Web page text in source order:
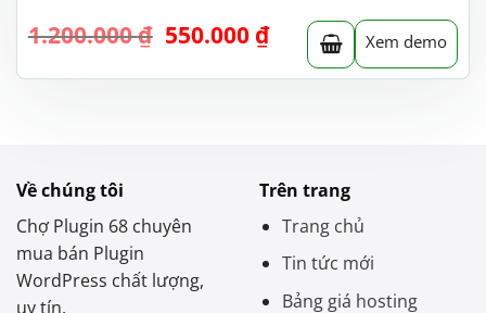
1.200.000₫ Giá
là:
550.000 ₫Giá
hiện
tại
Xem demo
Về chúng tôi
Chợ Plugin 68 chuyên
mua bán Plugin
WordPress chất lượng,
uy tín.
Trên trang
Trang chủ
Tin tức mới
Bảng giá hosting